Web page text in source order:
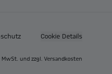
Cookie Details
und zzgl. Versandkosten